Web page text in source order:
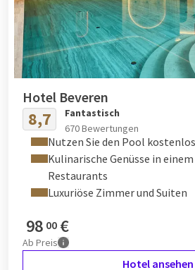
Hotel Beveren
8,7
Fantastisch
670 Bewertungen
Nutzen Sie den Pool kostenlos
Kulinarische Genüsse in
Restaurants
Luxuriöse Zimmer und Suiten
98 00 €
Ab Preis
Hotel ansehen